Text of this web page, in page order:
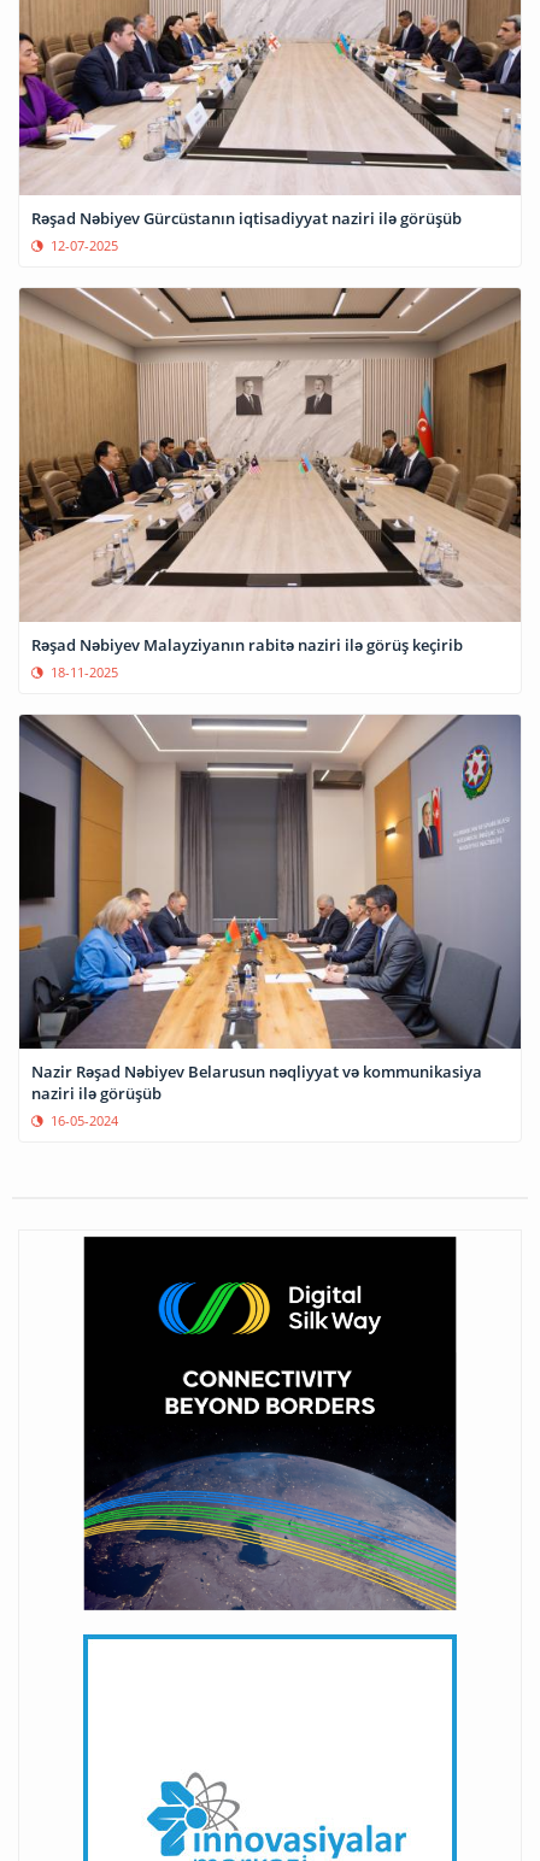
Rəşad Nəbiyev Gürcüstanın iqtisadiyyat naziri ilə görüşüb
12-07-2025
Rəşad Nəbiyev Malayziyanın rabitə naziri ilə görüş keçirib
18-11-2025
Nazir Rəşad Nəbiyev Belarusun nəqliyyat və kommunikasiya
naziri ilə görüşüb
16-05-2024